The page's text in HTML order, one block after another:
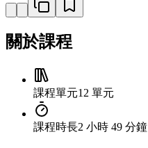
關於課程
課程單元12 單元
課程時長2 小時 49 分鐘